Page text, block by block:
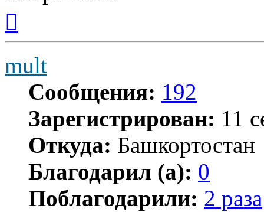
началу
mult
Сообщения: 192
Зарегистрирован: 11
Откуда: Башкортостан
Благодарил (а): 0
Поблагодарили: 2 раза